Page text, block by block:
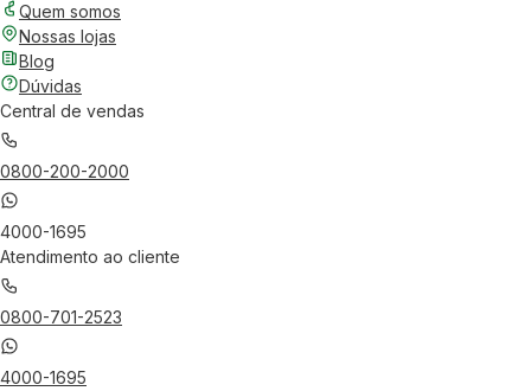
Quem somos
Nossas lojas
Blog
Dúvidas
Central de vendas
0800-200-2000
4000-1695
Atendimento ao cliente
0800-701-2523
4000-1695